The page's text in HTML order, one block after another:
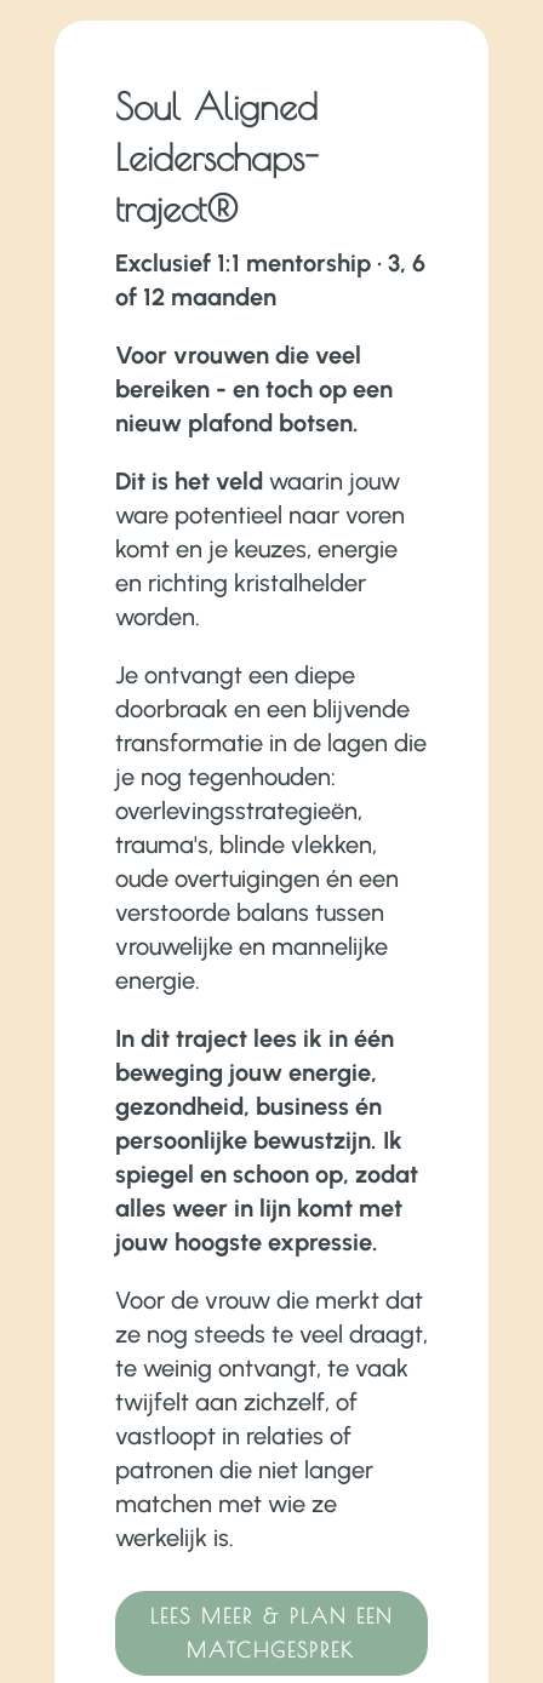
Soul Aligned
Leiderschaps-
traject®
Exclusief 1:1 mentorship · 3, 6
of 12 maanden
Voor vrouwen die veel
bereiken - en toch op een
nieuw plafond botsen.
Dit is het veld waarin jouw
ware potentieel naar voren
komt en je keuzes, energie
en richting kristalhelder
worden.
Je ontvangt een diepe
doorbraak en een blijvende
transformatie in de lagen die
je nog tegenhouden:
overlevingsstrategieën,
trauma's, blinde vlekken,
oude overtuigingen én een
verstoorde balans tussen
vrouwelijke en mannelijke
energie.
In dit traject lees ik in één
beweging jouw energie,
gezondheid, business én
persoonlijke bewustzijn. Ik
spiegel en schoon op, zodat
alles weer in lijn komt met
jouw hoogste expressie.
Voor de vrouw die merkt dat
ze nog steeds te veel draagt,
te weinig ontvangt, te vaak
twijfelt aan zichzelf, of
vastloopt in relaties of
patronen die niet langer
matchen met wie ze
werkelijk is.
LEES MEER & PLAN EEN
MATCHGESPREK